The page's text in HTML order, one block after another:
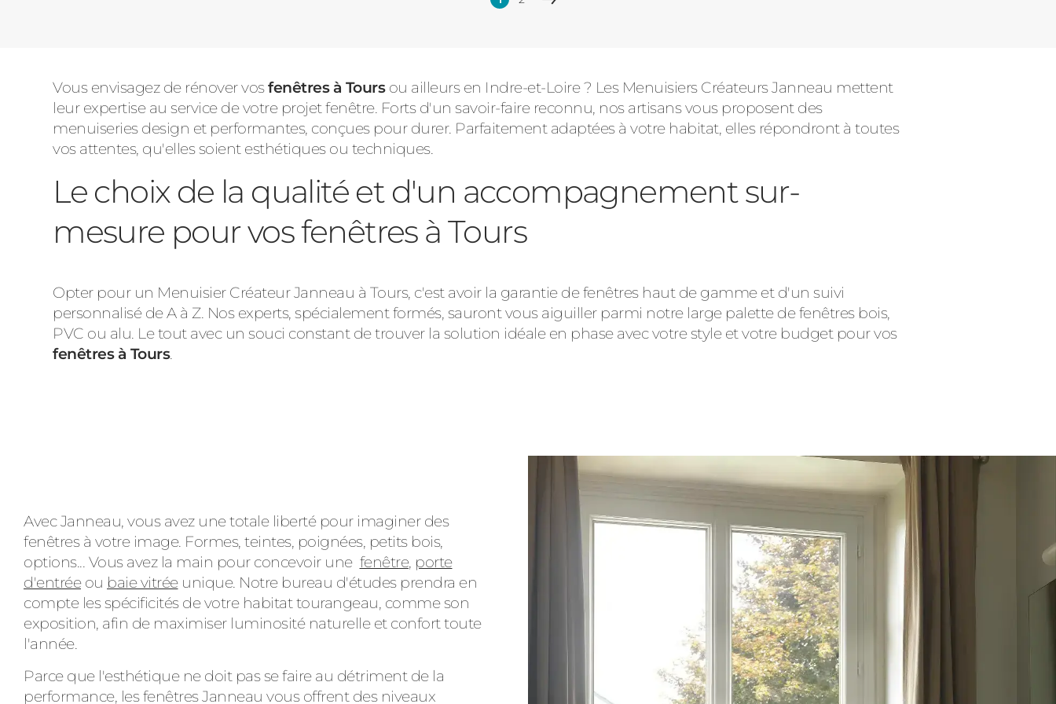
PagePage
Page
Vous envisagez de rénover vosfenêtres à Toursou ailleurs en Indre-et-Loire ? Les Menuisiers Créateurs Janneau mettent
leur expertise au service de votre projet fenêtre. Forts d'un savoir-faire reconnu, nos artisans vous proposent des
menuiseries design et performantes, conçues pour durer. Parfaitement adaptées à votre habitat, elles répondront à toutes
vos attentes, qu'elles soient esthétiques ou techniques.
Le choix de la qualité et d'un accompagnement sur-
mesure pour vos fenêtres à Tours
Opter pour un Menuisier Créateur Janneau à Tours, c'est avoir la garantie de fenêtres haut de gamme et d'un suivi
personnalisé de A à Z. Nos experts, spécialement formés, sauront vous aiguiller parmi notre large palette de fenêtres bois,
PVC ou alu. Le tout avec un souci constant de trouver la solution idéale en phase avec votre style et votre budget pour vos
fenêtres à Tours.
Avec Janneau, vous avez une totale liberté pour imaginer des
fenêtres à votre image. Formes, teintes, poignées, petits bois,
options... Vous avez la main pour concevoir une fenêtre, porte
d'entréeou baie vitréeunique. Notre bureau d'études prendra en
compte les spécificités de votre habitat tourangeau, comme son
exposition, afin de maximiser luminosité naturelle et confort toute
l'année.
Parce que l'esthétique ne doit pas se faire au détriment de la
performance, les fenêtres Janneau vous offrent des niveaux